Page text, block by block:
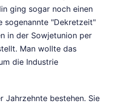
ging sogar noch einen
sogenannte "Dekretzeit"
in der Sowjetunion per
Man wollte das
die Industrie
Jahrzehnte bestehen. Sie